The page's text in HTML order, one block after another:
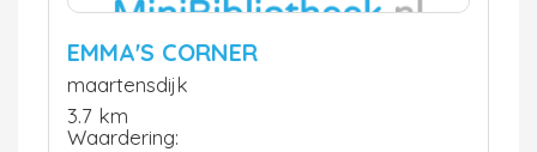
EMMA'S CORNER
maartensdijk
3.7 km
Waardering: